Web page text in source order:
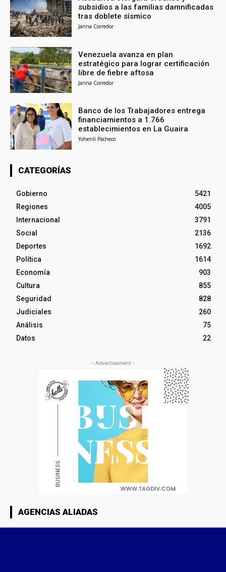
subsidios a las familias damnificadas
tras doblete sísmico
Janna Corredor
Venezuela avanza en plan
estratégico para lograr certificación
libre de fiebre aftosa
Janna Corredor
Banco de los Trabajadores entrega
financiamientos a 1.766
establecimientos en La Guaira
Yohenli Pacheco
CATEGORÍAS
Gobierno
5421
Regiones
4005
Internacional
3791
Social
2136
Deportes
1692
Política
1614
Economía
903
Cultura
855
Seguridad
828
Judiciales
260
Análisis
75
Datos
22
- Advertisement -
AGENCIAS ALIADAS